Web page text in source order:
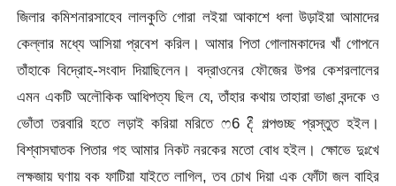
জিলার কমিশনারসাহেব লালকুতি গোরা লইয়া আকাশে ধলা উড়াইয়া আমাদের
কেল্লার মধ্যে আসিয়া প্রবেশ করিল। আমার পিতা গোলামকাদের খাঁ গোপনে
তাঁহাকে বিদ্রোহ-সংবাদ দিয়াছিলেন। বদ্রাওনের ফৌজের উপর কেশরলালের
এমন একটি অলৌকিক আধিপত্য ছিল যে, তাঁহার কথায় তাহারা ভাঙা বন্দকে ও
ভোঁতা তরবারি হতে লড়াই করিয়া মরিতে ෆ6 දී গল্পগুচ্ছ প্রস্তুত হইল।
বিশ্বাসঘাতক পিতার গহ আমার নিকট নরকের মতো বোধ হইল। ক্ষোভে দুঃখে
লক্ষজায় ঘণায় বক ফাটিয়া যাইতে লাগিল, তব চোখ দিয়া এক ফোঁটা জল বাহির